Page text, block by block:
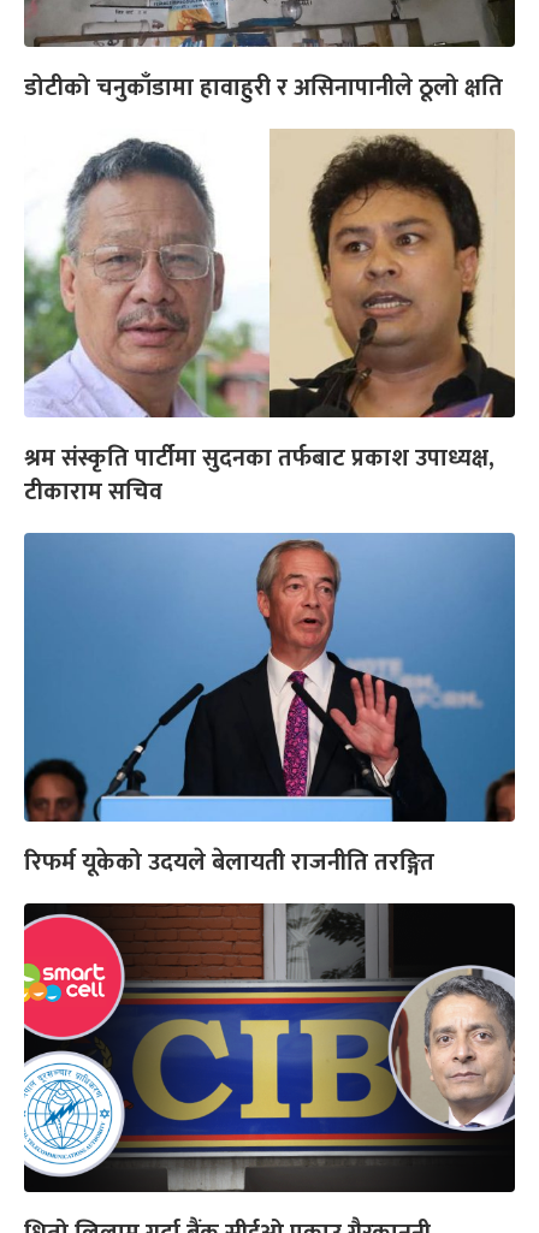
डोटीको चनुकाँडामा हावाहुरी र असिनापानीले ठूलो क्षति
श्रम संस्कृति पार्टीमा सुदनका तर्फबाट प्रकाश उपाध्यक्ष,
टीकाराम सचिव
रिफर्म यूकेको उदयले बेलायती राजनीति तरङ्गित